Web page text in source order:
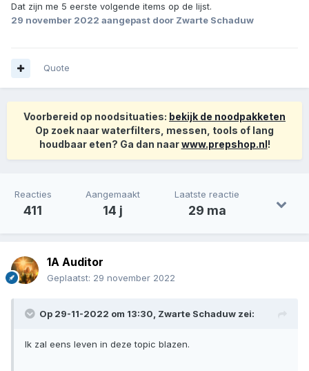
Dat zijn me 5 eerste volgende items op de lijst.
29 november 2022 aangepast door Zwarte Schaduw
Quote
Voorbereid op noodsituaties: bekijk de noodpakketen
Op zoek naar waterfilters, messen, tools of lang
houdbaar eten? Ga dan naarwww.prepshop.nl!
Reacties
411
Aangemaakt
14 j
Laatste reactie
29 ma
1A Auditor
Geplaatst: 29 november 2022
Op 29-11-2022 om 13:30, Zwarte Schaduw zei:
Ik zal eens leven in deze topic blazen.